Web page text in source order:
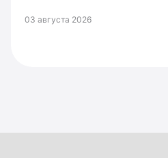
03 августа 2026